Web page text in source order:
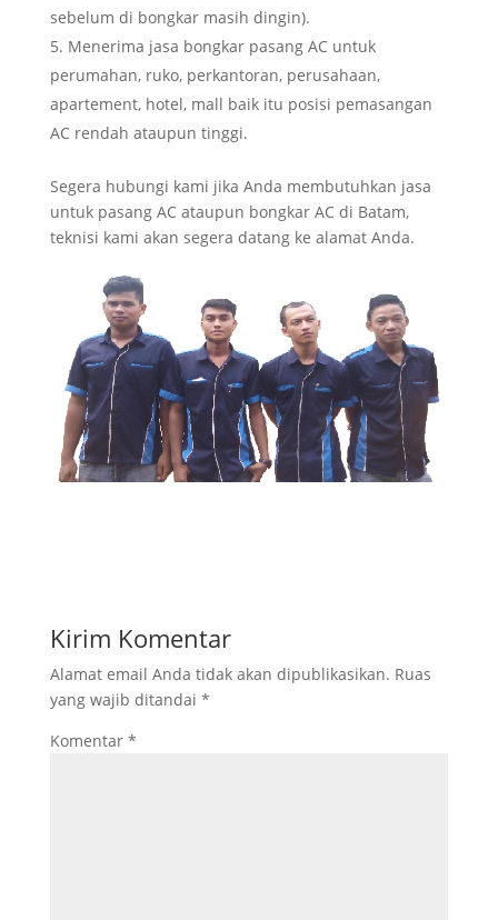
sebelum di bongkar masih dingin).
Menerima jasa bongkar pasang AC untuk
perumahan, ruko, perkantoran, perusahaan,
apartement, hotel, mall baik itu posisi pemasangan
AC rendah ataupun tinggi.
Segera hubungi kami jika Anda membutuhkan jasa
untuk pasang AC ataupun bongkar AC di Batam,
teknisi kami akan segera datang ke alamat Anda.
Kirim Komentar
Alamat email Anda tidak akan dipublikasikan. Ruas
yang wajib ditandai *
Komentar *